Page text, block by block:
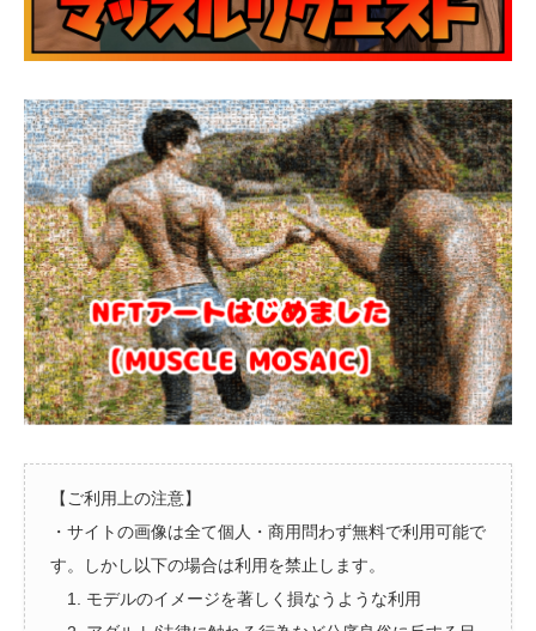
【ご利用上の注意】
・サイトの画像は全て個人・商用問わず無料で利用可能で
す。しかし以下の場合は利用を禁止します。
1. モデルのイメージを著しく損なうような利用